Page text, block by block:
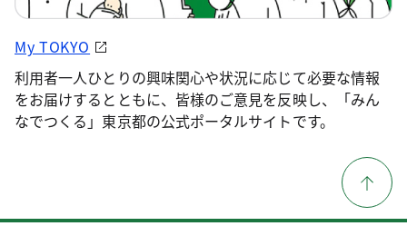
My TOKYO
利用者一人ひとりの興味関心や状況に応じて必要な情報
をお届けするとともに、皆様のご意見を反映し、「みん
なでつくる」東京都の公式ポータルサイトです。